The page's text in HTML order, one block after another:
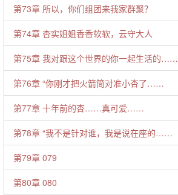
第73章 所以，你们组团来我家群聚？
第74章 杏实姐姐香香软软，云守大人
第75章 我对跟这个世界的你一起生活的……
第76章 “你刚才把火箭筒对准小杏了……
第77章 十年前的杏……真可爱……
第78章 “我不是针对谁，我是说在座的……
第79章 079
第80章 080